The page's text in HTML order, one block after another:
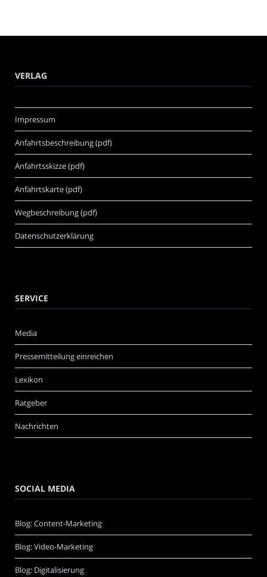
VERLAG
Impressum
Anfahrtsbeschreibung (pdf)
Anfahrtsskizze (pdf)
Anfahrtskarte (pdf)
Wegbeschreibung (pdf)
Datenschutzerklärung
SERVICE
Media
Pressemitteilung einreichen
Lexikon
Ratgeber
Nachrichten
SOCIAL MEDIA
Blog: Content-Marketing
Blog: Video-Marketing
Blog: Digitalisierung